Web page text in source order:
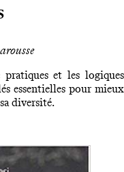
pratiques et les logiques
essentielles pour mieux
diversité.